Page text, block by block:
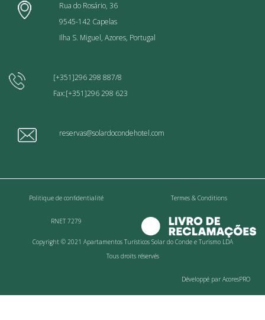
Rua do Rosário, 36
9545-142 Capelas
Ilha S. Miguel, Azores, Portugal
[+351]296 298 887/8
Fax:[+351]296 298 623
reservas@solardocondehotel.com
Politique de confidentialité Termes & Conditions
RNET 7279
Copyright © 2021 Apartamentos Turísticos Solar do Conde e Turismo LDA
Tous droits réservés
Développé par AcoresPRO